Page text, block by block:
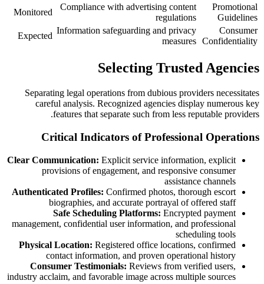
Promotional
Guidelines
Compliance with advertising content
regulations
Monitored
Consumer
Confidentiality
Information safeguarding and privacy
measures
Expected
Selecting Trusted Agencies
Separating legal operations from dubious providers necessitates
careful analysis. Recognized agencies display numerous key
features that separate such from less reputable providers.
Critical Indicators of Professional Operations
Clear Communication: Explicit service information, explicit
provisions of engagement, and responsive consumer
assistance channels
Authenticated Profiles: Confirmed photos, thorough escort
biographies, and accurate portrayal of offered staff
Safe Scheduling Platforms: Encrypted payment
management, confidential user information, and professional
scheduling tools
Physical Location: Registered office locations, confirmed
contact information, and proven operational history
Consumer Testimonials: Reviews from verified users,
industry acclaim, and favorable image across multiple sources